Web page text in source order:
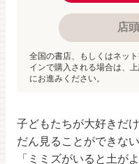
子どもたちが大好きだ
だん見ることができな
「ミミズがいると土が
店
全国の書店、もしくはネッ
インで購入される場合は、
にお進みください。